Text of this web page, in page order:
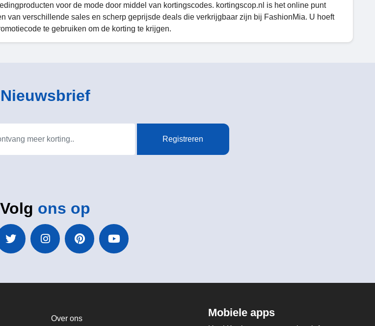
voor de mode door middel van kortingscodes. kortingscop.nl is het online punt
van verschillende sales en scherp geprijsde deals die verkrijgbaar zijn bij FashionMia. U hoeft
te gebruiken om de korting te krijgen.
Nieuwsbrief
Registreren
Volg ons op
Over ons Mobiele apps